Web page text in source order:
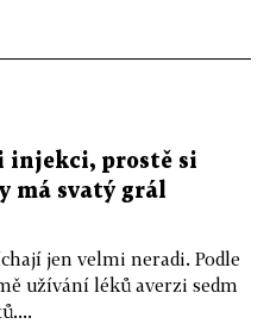
injekci, prostě si
má svatý grál
jen velmi neradi. Podle
užívání léků averzi sedm